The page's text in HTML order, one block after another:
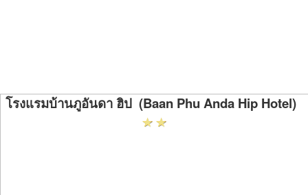
โรงแรมบ้านภูอันดา ฮิป (Baan Phu Anda Hip Hotel)